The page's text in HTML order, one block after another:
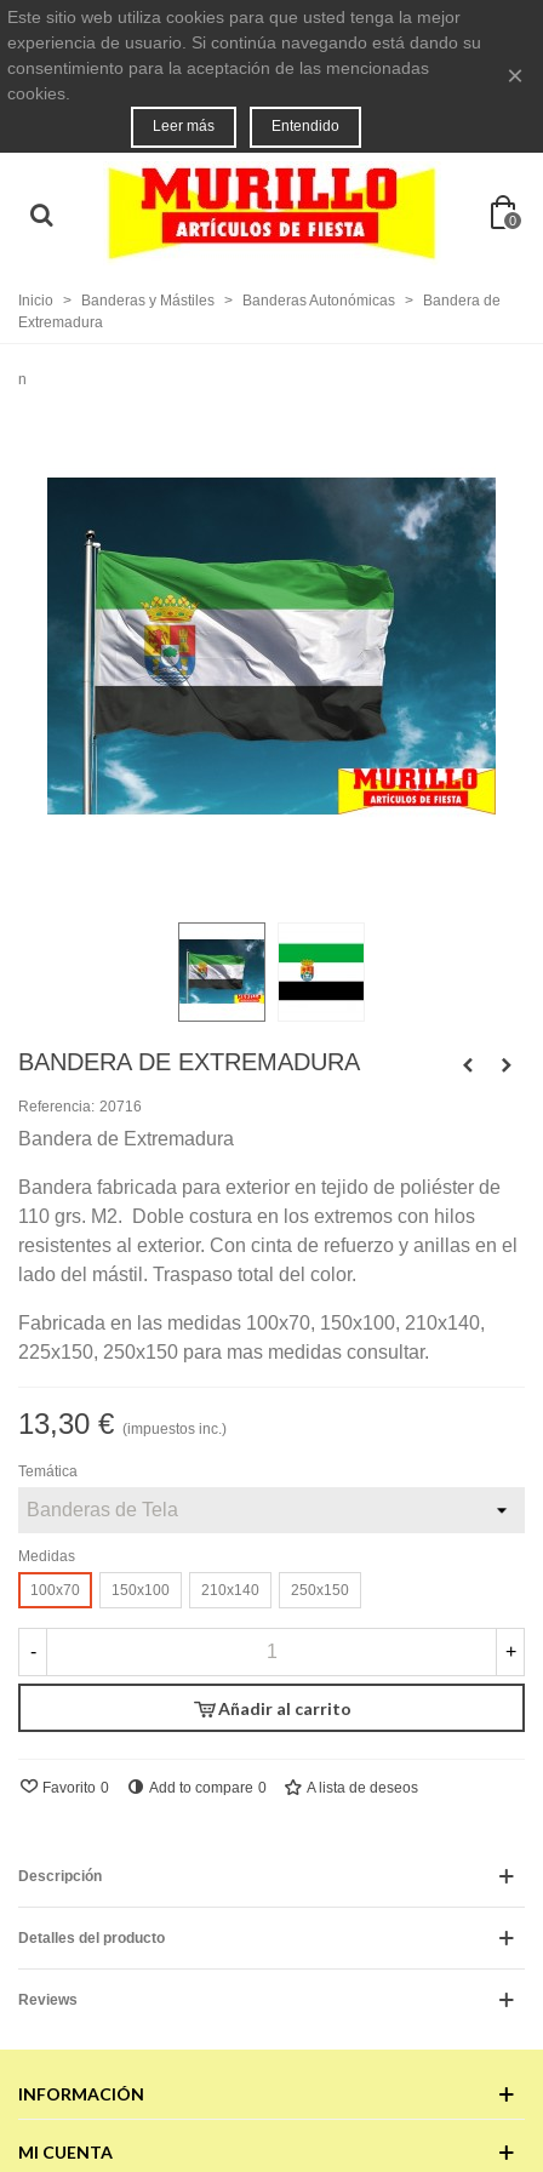
Este sitio web utiliza cookies para que usted tenga la mejor
experiencia de usuario. Si continúa navegando está dando su
consentimiento para la aceptación de las mencionadas
cookies.
Leer más Entendido
×
0
Inicio > Banderas y Mástiles > Banderas Autonómicas >
Bandera de
Extremadura
n
BANDERA DE EXTREMADURA
Referencia: 20716
Bandera de Extremadura
Bandera fabricada para exterior en tejido de poliéster de
110 grs. M2. Doble costura en los extremos con hilos
resistentes al exterior. Con cinta de refuerzo y anillas en el
lado del mástil. Traspaso total del color.
Fabricada en las medidas 100x70, 150x100, 210x140,
225x150, 250x150 para mas medidas consultar.
13,30 € (impuestos inc.)
Temática
Medidas
100x70
150x100 210x140 250x150
- +
Añadir al carrito
Favorito 0 Add to compare 0 A lista de deseos
Descripción
Detalles del producto
Reviews
INFORMACIÓN
MI CUENTA